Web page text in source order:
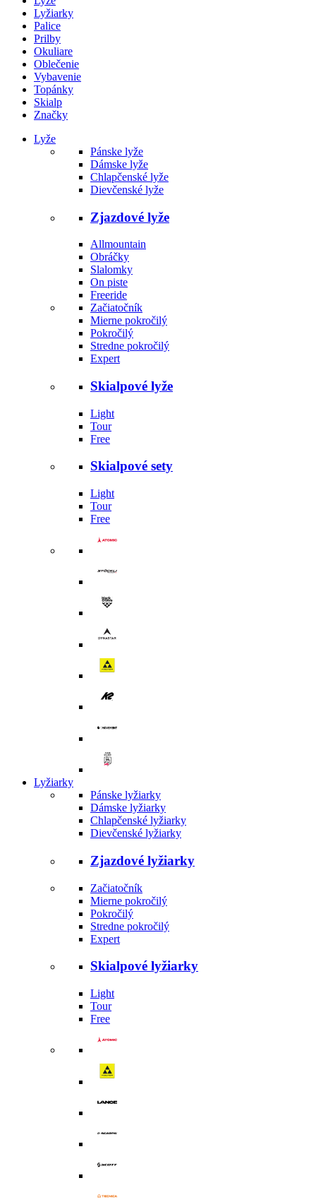
Lyžiarky
Palice
Prilby
Okuliare
Oblečenie
Vybavenie
Topánky
Skialp
Značky
Lyže
Pánske lyže
Dámske lyže
Chlapčenské lyže
Dievčenské lyže
Zjazdové lyže
Allmountain
Obráčky
Slalomky
On piste
Freeride
Začiatočník
Mierne pokročilý
Pokročilý
Stredne pokročilý
Expert
Skialpové lyže
Light
Tour
Free
Skialpové sety
Light
Tour
Free
Lyžiarky
Pánske lyžiarky
Dámske lyžiarky
Chlapčenské lyžiarky
Dievčenské lyžiarky
Zjazdové lyžiarky
Začiatočník
Mierne pokročilý
Pokročilý
Stredne pokročilý
Expert
Skialpové lyžiarky
Light
Tour
Free